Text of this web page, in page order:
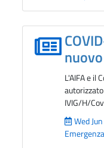
L'AIFA e il
IVIG/H/
Wed